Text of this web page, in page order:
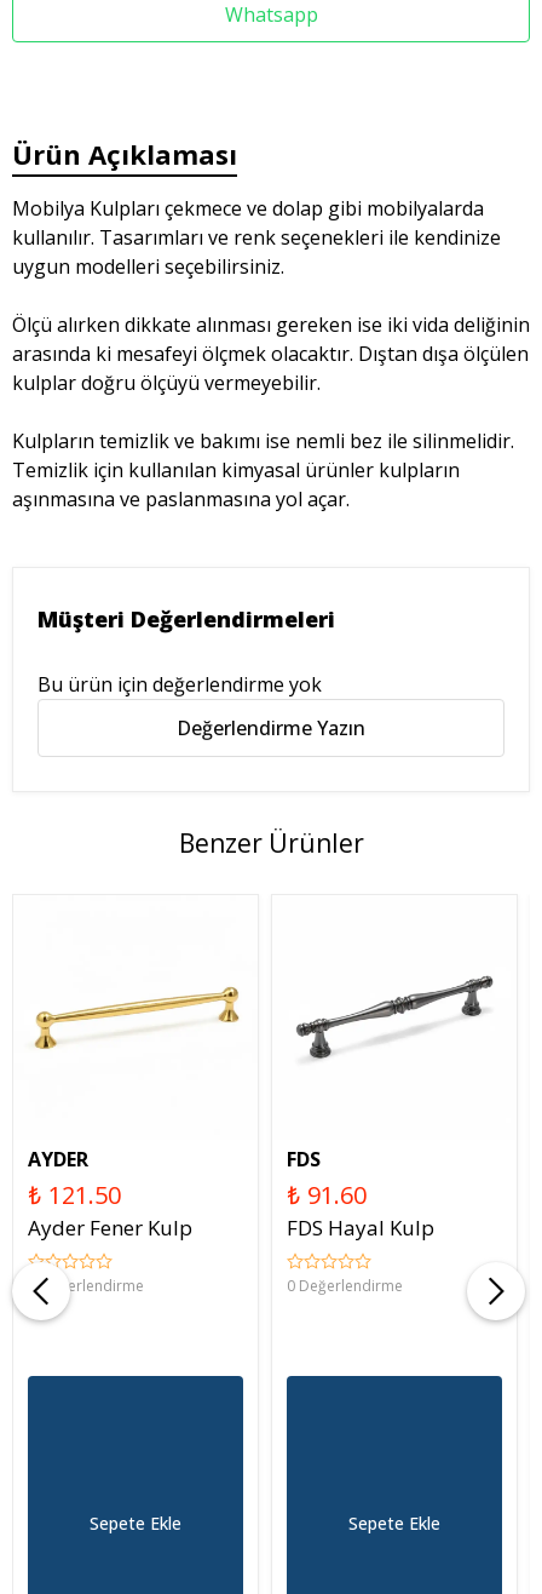
Whatsapp
Ürün Açıklaması
Mobilya Kulpları çekmece ve dolap gibi mobilyalarda
kullanılır. Tasarımları ve renk seçenekleri ile kendinize
uygun modelleri seçebilirsiniz.
Ölçü alırken dikkate alınması gereken ise iki vida deliğinin
arasında ki mesafeyi ölçmek olacaktır. Dıştan dışa ölçülen
kulplar doğru ölçüyü vermeyebilir.
Kulpların temizlik ve bakımı ise nemli bez ile silinmelidir.
Temizlik için kullanılan kimyasal ürünler kulpların
aşınmasına ve paslanmasına yol açar.
Müşteri Değerlendirmeleri
Bu ürün için değerlendirme yok
Değerlendirme Yazın
Benzer Ürünler
AYDER
₺ 121.50
Ayder Fener Kulp
0 Değerlendirme
Sepete Ekle
FDS
₺ 91.60
FDS Hayal Kulp
0 Değerlendirme
Sepete Ekle